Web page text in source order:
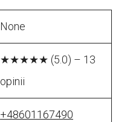
None
★★★★★ (5.0) – 13
opinii
+48601167490